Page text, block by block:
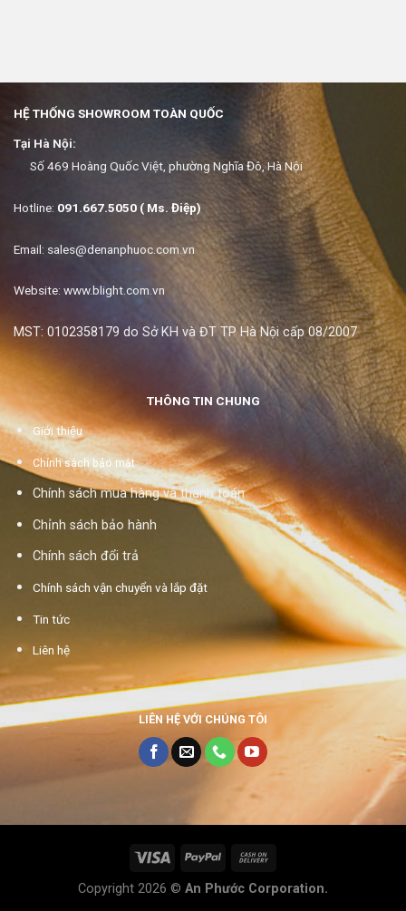
HỆ THỐNG SHOWROOM TOÀN QUỐC
Tại Hà Nội:
Số 469 Hoàng Quốc Việt, phường Nghĩa Đô, Hà Nội
Hotline: 091.667.5050 ( Ms. Điệp)
Email: sales@denanphuoc.com.vn
Website: www.blight.com.vn
MST: 0102358179 do Sở KH và ĐT TP Hà Nội cấp 08/2007
THÔNG TIN CHUNG
Giới thiệu
Chính sách bảo mật
Chính sách mua hàng và thanh toán
Chỉnh sách bảo hành
Chính sách đổi trả
Chính sách vận chuyển và lắp đặt
Tin tức
Liên hệ
LIÊN HỆ VỚI CHÚNG TÔI
Copyright 2026 © An Phước Corporation.